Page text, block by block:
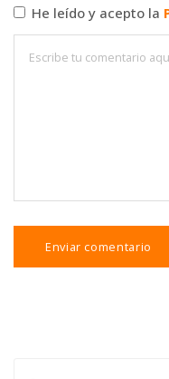
He leído y acepto la